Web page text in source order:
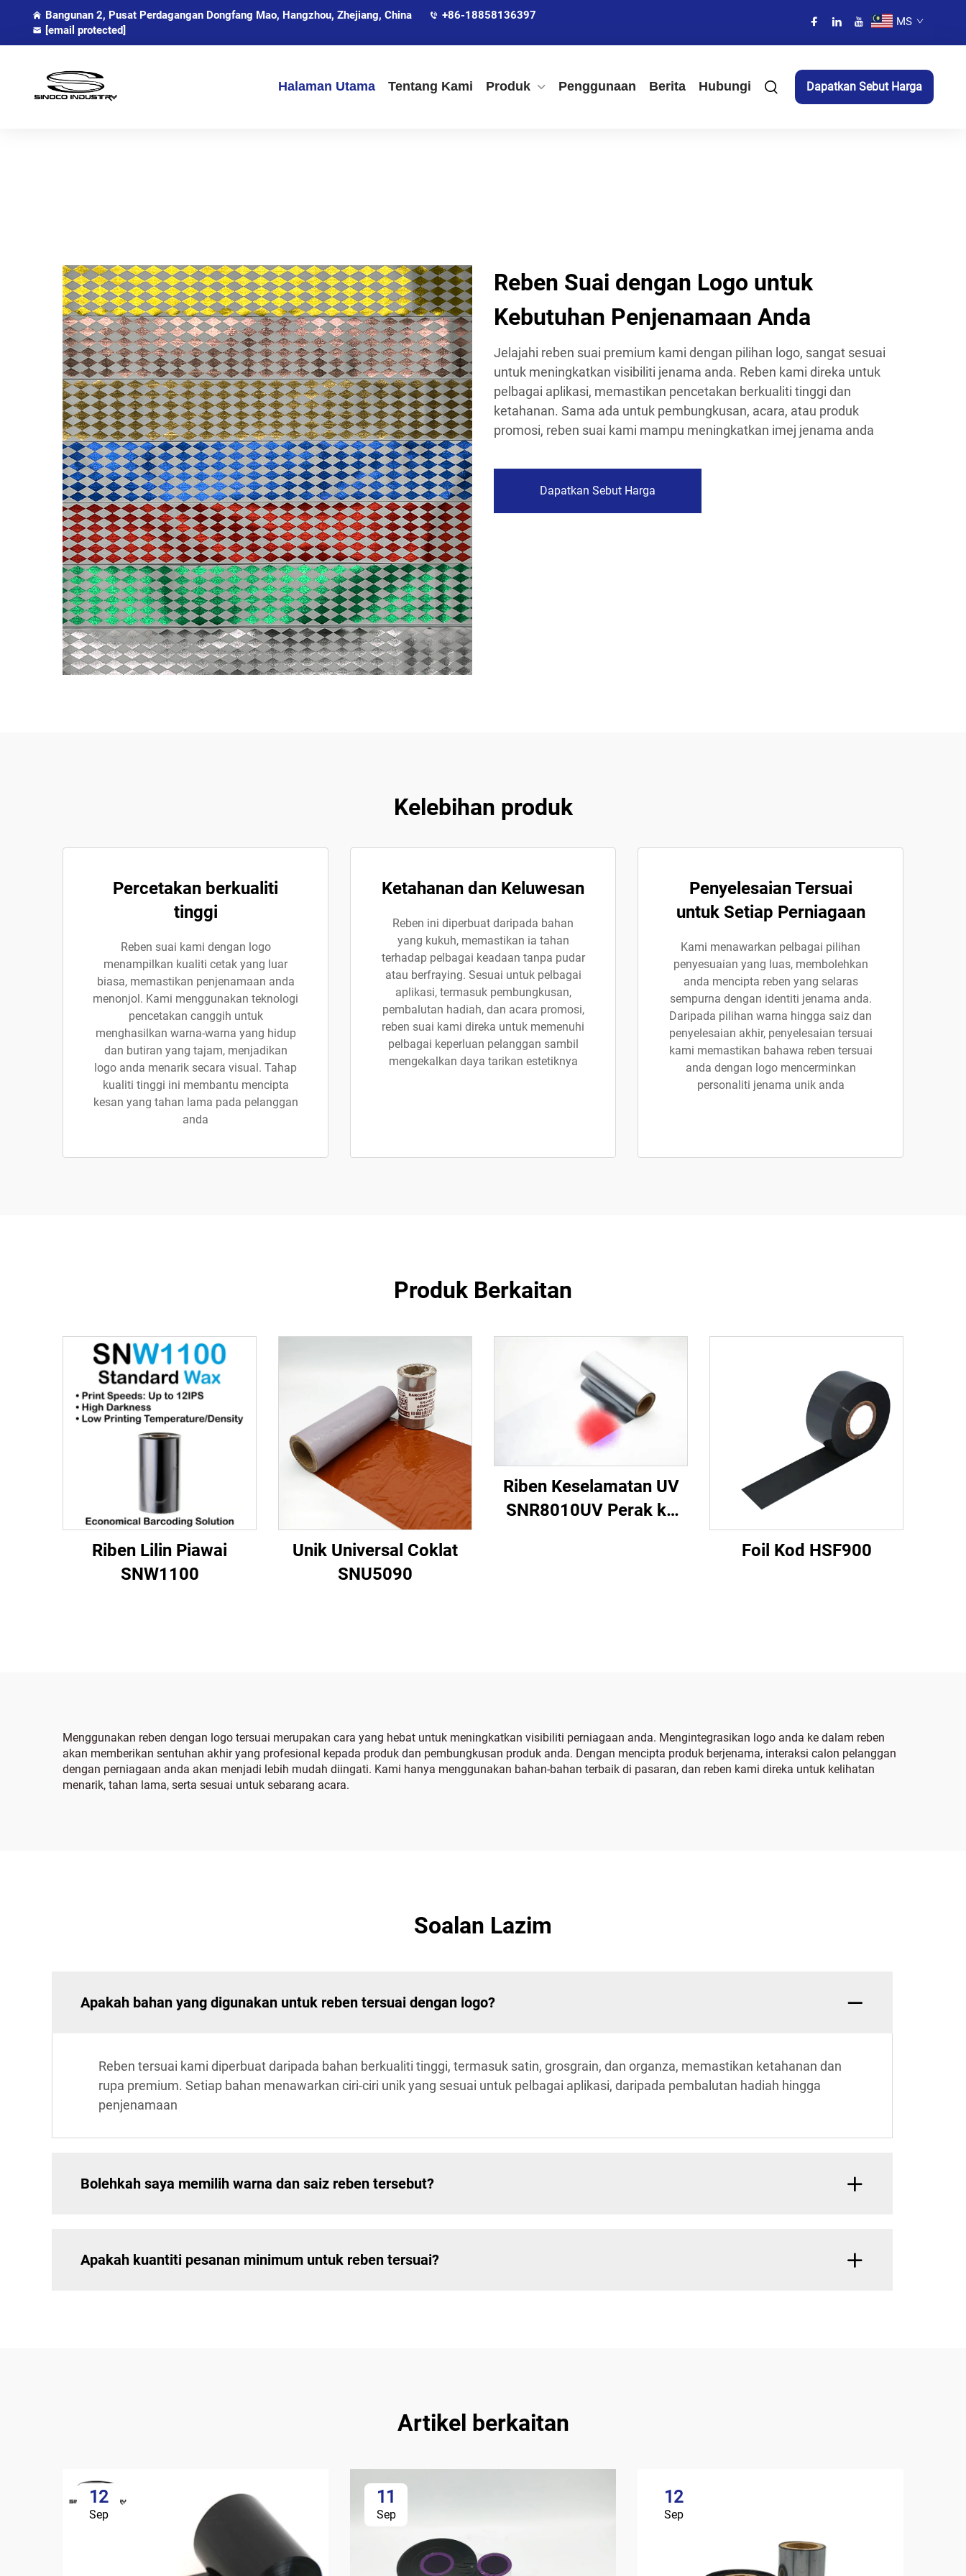
Bangunan 2, Pusat Perdagangan Dongfang Mao, Hangzhou, Zhejiang, China
+86-18858136397
[email protected]
MS
Halaman Utama Tentang Kami Produk Penggunaan Berita Hubungi Dapatkan Sebut Harga
Reben Suai dengan Logo untuk
Kebutuhan Penjenamaan Anda
Jelajahi reben suai premium kami dengan pilihan logo, sangat sesuai
untuk meningkatkan visibiliti jenama anda. Reben kami direka untuk
pelbagai aplikasi, memastikan pencetakan berkualiti tinggi dan
ketahanan. Sama ada untuk pembungkusan, acara, atau produk
promosi, reben suai kami mampu meningkatkan imej jenama anda
Dapatkan Sebut Harga
Kelebihan produk
Percetakan berkualiti
tinggi
Reben suai kami dengan logo
menampilkan kualiti cetak yang luar
biasa, memastikan penjenamaan anda
menonjol. Kami menggunakan teknologi
pencetakan canggih untuk
menghasilkan warna-warna yang hidup
dan butiran yang tajam, menjadikan
logo anda menarik secara visual. Tahap
kualiti tinggi ini membantu mencipta
kesan yang tahan lama pada pelanggan
anda
Ketahanan dan Keluwesan
Reben ini diperbuat daripada bahan
yang kukuh, memastikan ia tahan
terhadap pelbagai keadaan tanpa pudar
atau berfraying. Sesuai untuk pelbagai
aplikasi, termasuk pembungkusan,
pembalutan hadiah, dan acara promosi,
reben suai kami direka untuk memenuhi
pelbagai keperluan pelanggan sambil
mengekalkan daya tarikan estetiknya
Penyelesaian Tersuai
untuk Setiap Perniagaan
Kami menawarkan pelbagai pilihan
penyesuaian yang luas, membolehkan
anda mencipta reben yang selaras
sempurna dengan identiti jenama anda.
Daripada pilihan warna hingga saiz dan
penyelesaian akhir, penyelesaian tersuai
kami memastikan bahawa reben tersuai
anda dengan logo mencerminkan
personaliti jenama unik anda
Produk Berkaitan
Riben Lilin Piawai
SNW1100
Unik Universal Coklat
SNU5090
Riben Keselamatan UV
SNR8010UV Perak ke
Foil Kod HSF900
Menggunakan reben dengan logo tersuai merupakan cara yang hebat untuk meningkatkan visibiliti perniagaan anda. Mengintegrasikan logo anda ke dalam reben
akan memberikan sentuhan akhir yang profesional kepada produk dan pembungkusan produk anda. Dengan mencipta produk berjenama, interaksi calon pelanggan
dengan perniagaan anda akan menjadi lebih mudah diingati. Kami hanya menggunakan bahan-bahan terbaik di pasaran, dan reben kami direka untuk kelihatan
menarik, tahan lama, serta sesuai untuk sebarang acara.
Soalan Lazim
Apakah bahan yang digunakan untuk reben tersuai dengan logo?
Reben tersuai kami diperbuat daripada bahan berkualiti tinggi, termasuk satin, grosgrain, dan organza, memastikan ketahanan dan
rupa premium. Setiap bahan menawarkan ciri-ciri unik yang sesuai untuk pelbagai aplikasi, daripada pembalutan hadiah hingga
penjenamaan
Bolehkah saya memilih warna dan saiz reben tersebut?
Apakah kuantiti pesanan minimum untuk reben tersuai?
Artikel berkaitan
12
Sep
11
Sep
12
Sep